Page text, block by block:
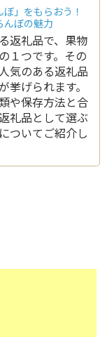
」をもらおう！
んぼの魅力
返礼品で、果物
１つです。その
気のある返礼品
挙げられます。
や保存方法と合
礼品として選ぶ
ついてご紹介し